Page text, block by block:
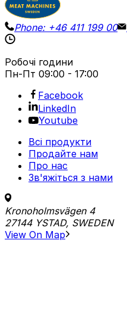
Phone: +46 411 199 00
Робочі години
Пн-Пт 09:00 - 17:00
Facebook
LinkedIn
Youtube
Всі продукти
Продайте нам
Про нас
Зв'яжіться з нами
Kronoholmsvägen 4
27144 YSTAD, SWEDEN
View On Map